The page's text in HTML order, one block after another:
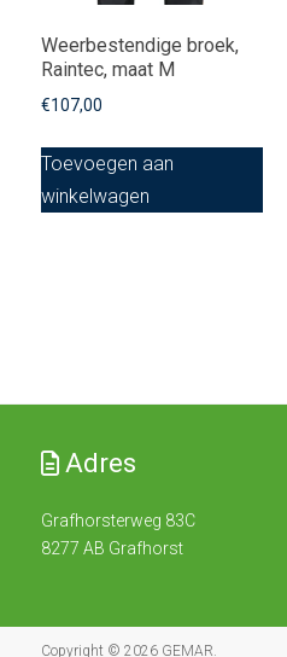
Weerbestendige broek,
Raintec, maat M
€107,00
Toevoegen aan
winkelwagen
Adres
Grafhorsterweg 83C
8277 AB Grafhorst
Copyright © 2026 GEMAR.